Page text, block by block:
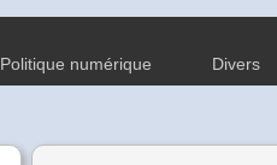
Politique numérique Divers